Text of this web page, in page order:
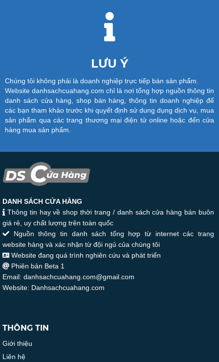
LƯU Ý
Chúng tôi không phải là doanh nghiệp trực tiếp bán sản phẩm.
Website danhsachcuahang.com chỉ là nơi tổng hợp nguồn thông tin
danh sách cửa hàng, shop bán hàng, thông tin doanh nghiệp để
các bạn tham khảo trước khi quyết định sử dung dụng dịch vụ, mua
sản phẩm qua các trang thương mại điện tử online hoặc đến cửa
hàng mua sản phẩm.
DANH SÁCH CỬA HÀNG
Thông tin hay về shop thời trang / danh sách cửa hàng bán buôn
giá rẻ, uy chất lượng trên toàn quốc
Nguồn thông tin danh sách tổng hợp từ internet các trang
website hàng và xác nhận từ đội ngủ của chúng tôi
Website đang quá trình nghiên cứu và phát triển
Phiên bản Beta 1
Email: danhsachcuahang.com@gmail.com
Website: Danhsachcuahang.com
THÔNG TIN
Giới thiệu
Liên hệ